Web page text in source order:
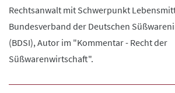
Rechtsanwalt mit Schwerpunkt
Bundesverband der Deutschen
(BDSI), Autor im "Kommentar - Recht der
Süßwarenwirtschaft".